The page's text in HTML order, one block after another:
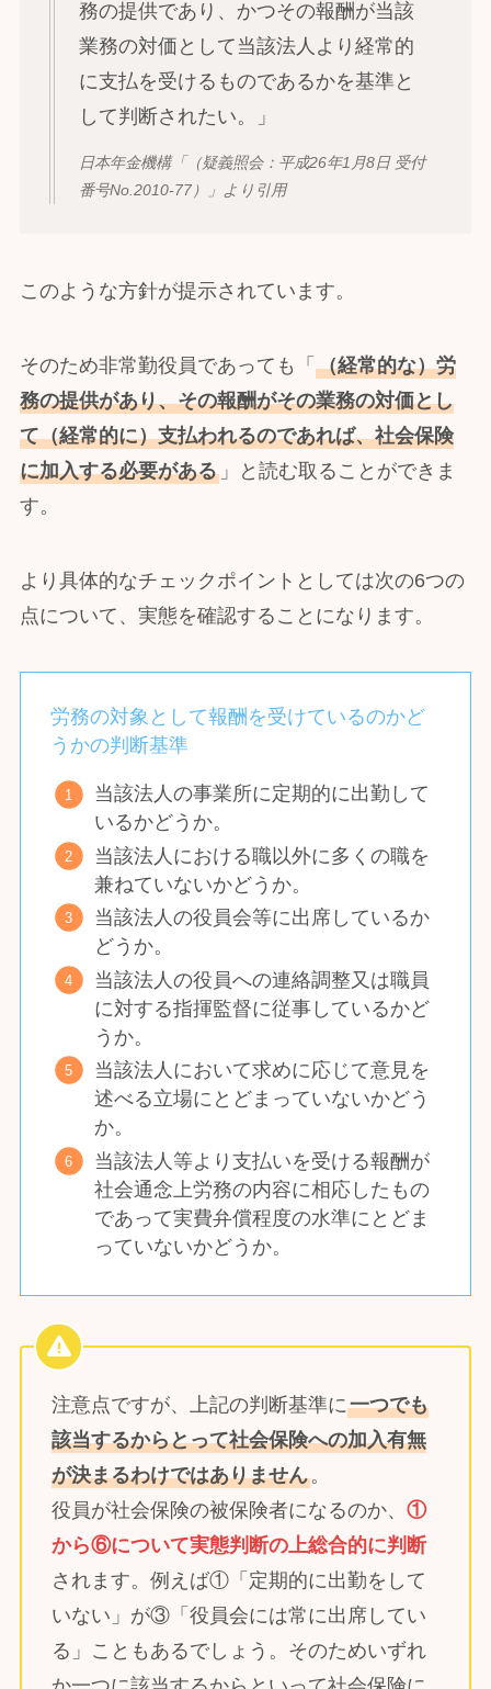
務の提供であり、かつその報酬が当該
業務の対価として当該法人より経常的
に支払を受けるものであるかを基準と
して判断されたい。」
日本年金機構「（疑義照会：平成26年1月8日 受付
番号No.2010-77）」より引用
このような方針が提示されています。
そのため非常勤役員であっても「 （経常的な）労
務の提供があり、その報酬がその業務の対価とし
て（経常的に）支払われるのであれば、社会保険
に加入する必要がある」と読む取ることができま
す。
より具体的なチェックポイントとしては次の6つの
点について、実態を確認することになります。
労務の対象として報酬を受けているのかど
うかの判断基準
当該法人の事業所に定期的に出勤して
いるかどうか。
当該法人における職以外に多くの職を
兼ねていないかどうか。
当該法人の役員会等に出席しているか
どうか。
当該法人の役員への連絡調整又は職員
に対する指揮監督に従事しているかど
うか。
当該法人において求めに応じて意見を
述べる立場にとどまっていないかどう
か。
当該法人等より支払いを受ける報酬が
社会通念上労務の内容に相応したもの
であって実費弁償程度の水準にとどま
っていないかどうか。
注意点ですが、上記の判断基準に一つでも
該当するからとって社会保険への加入有無
が決まるわけではありません。
役員が社会保険の被保険者になるのか、 ①
から⑥について実態判断の上総合的に判断
されます。例えば①「定期的に出勤をして
いない」が③「役員会には常に出席してい
る」こともあるでしょう。そのためいずれ